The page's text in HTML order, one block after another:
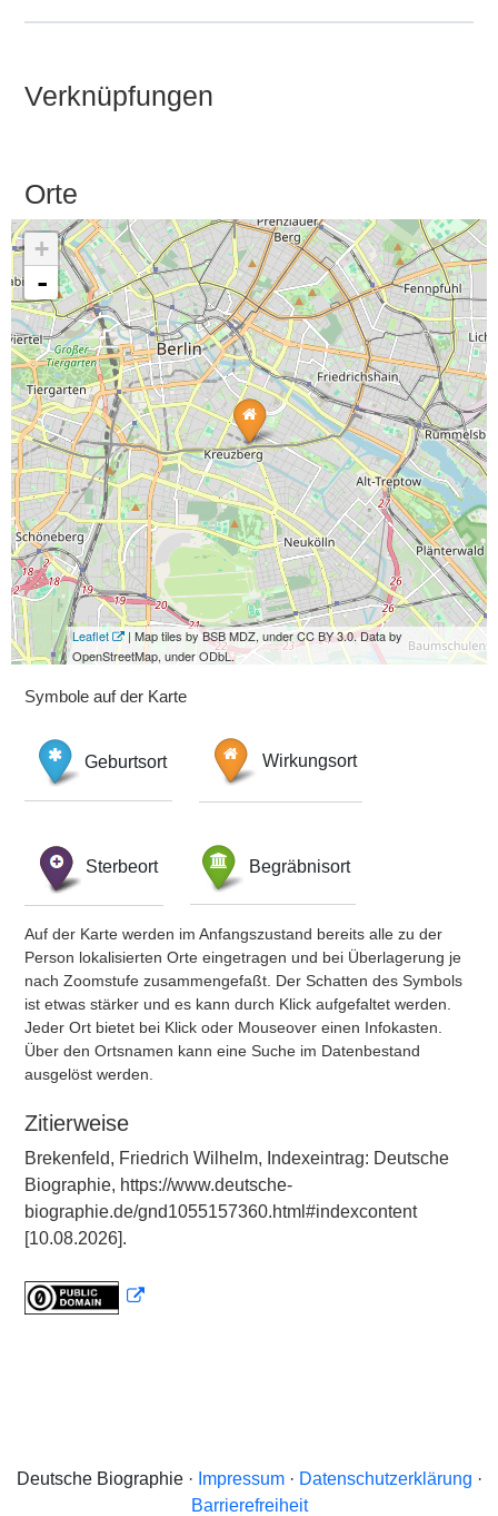
Verknüpfungen
Orte
+
-
Leaflet
| Map tiles by BSB MDZ, under CC BY 3.0. Data by
OpenStreetMap, under ODbL.
Symbole auf der Karte
Geburtsort Wirkungsort
Sterbeort Begräbnisort
Auf der Karte werden im Anfangszustand bereits alle zu der
Person lokalisierten Orte eingetragen und bei Überlagerung je
nach Zoomstufe zusammengefaßt. Der Schatten des Symbols
ist etwas stärker und es kann durch Klick aufgefaltet werden.
Jeder Ort bietet bei Klick oder Mouseover einen Infokasten.
Über den Ortsnamen kann eine Suche im Datenbestand
ausgelöst werden.
Zitierweise
Brekenfeld, Friedrich Wilhelm, Indexeintrag: Deutsche
Biographie, https://www.deutsche-
biographie.de/gnd1055157360.html#indexcontent
[10.08.2026].
Deutsche Biographie · Impressum· Datenschutzerklärung ·
Barrierefreiheit